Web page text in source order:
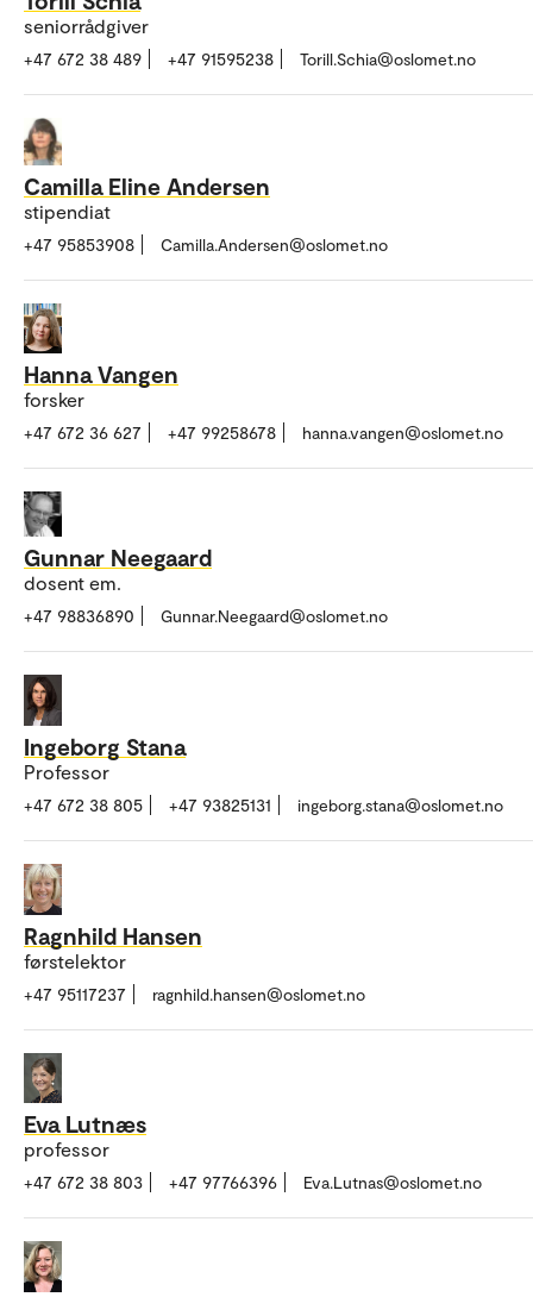
seniorrådgiver
+47 672 38 489 +47 91595238 Torill.Schia@oslomet.no
Camilla Eline Andersen
stipendiat
+47 95853908 Camilla.Andersen@oslomet.no
Hanna Vangen
forsker
+47 672 36 627 +47 99258678 hanna.vangen@oslomet.no
Gunnar Neegaard
dosent em.
+47 98836890 Gunnar.Neegaard@oslomet.no
Ingeborg Stana
Professor
+47 672 38 805 +47 93825131 ingeborg.stana@oslomet.no
Ragnhild Hansen
førstelektor
+47 95117237 ragnhild.hansen@oslomet.no
Eva Lutnæs
professor
+47 672 38 803 +47 97766396 Eva.Lutnas@oslomet.no